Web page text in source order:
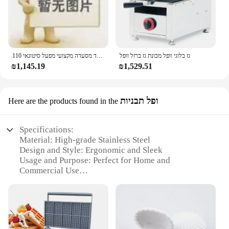
ציוד מסעדה מקצועי מפעל סיטונאי 110v 220v מסחרי nonstick מיני bellian
₪1,145.19
גז בלוגי וופל מכונת גז ברזל וופל
₪1,529.51
Here are the products found in the ופל תבניות
Specifications:
Material: High-grade Stainless Steel
Design and Style: Ergonomic and Sleek
Usage and Purpose: Perfect for Home and
Commercial Use
Shape or Size: Ideal for Belgian Waffles
Parts and Accessories: Includes Non-Stick Plates
Features: